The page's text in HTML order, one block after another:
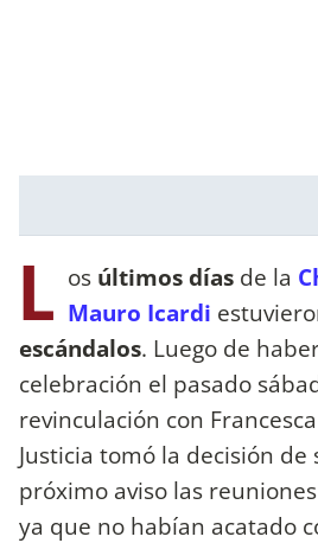
L os últimos días de la
Mauro Icardi
escándalos. Luego de
celebración el pasado
revinculación con
Justicia tomó la decisión
próximo aviso las
ya que no habían acatado